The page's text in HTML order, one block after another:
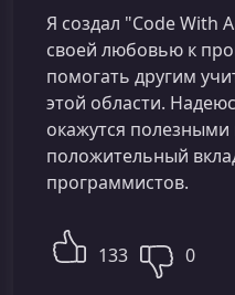
Я создал "Code With
своей любовью к
помогать другим
этой области.
окажутся полезными
положительный
программистов.
133 0